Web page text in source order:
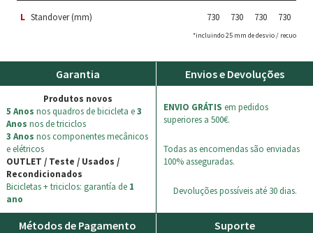
L Standover (mm) 730 730 730 730
*incluindo 25 mm de desvio / recuo
Garantia
Produtos novos
5 Anos nos quadros de bicicleta e3
Anos nos de triciclos
3 Anos nos componentes mecânicos
e elétricos
OUTLET / Teste / Usados /
Recondicionados
Bicicletas + triciclos: garantía de 1
ano
Envios e Devoluções
ENVIO GRÁTIS em pedidos
superiores a 500€.
Todas as encomendas são enviadas
100% asseguradas.
Devoluções possíveis até 30 dias.
Métodos de Pagamento Suporte